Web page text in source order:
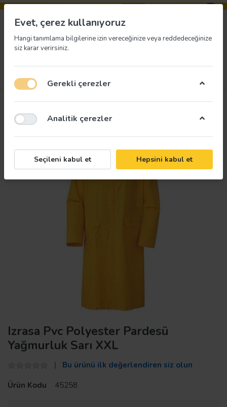
Izrasa Pvc Polyester Pardesü
Yağmurluk Sarı XXL
Bu ürünü ilk değerlendiren siz olun
Ürün Kodu
45258
Evet, çerez kullanıyoruz
Hangi tanımlama bilgilerine izin vereceğinize veya reddedeceğinize
siz karar verirsiniz.
Gerekli çerezler
Analitik çerezler
Seçileni kabul et Hepsini kabul et